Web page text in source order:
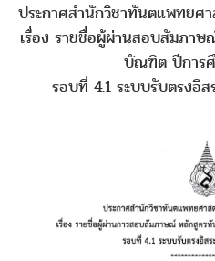
ประกาศสำนักวิชาทันตแพทยศ
เรื่อง รายชื่อผู้ผ่านสอบสัมภา
บัณฑิต ปีการ
รอบที่ 4.1 ระบบรับตรงอิ